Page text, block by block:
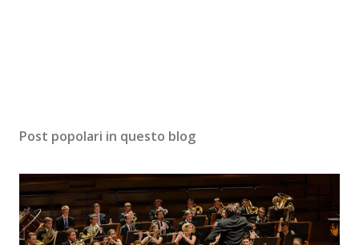
Post popolari in questo blog